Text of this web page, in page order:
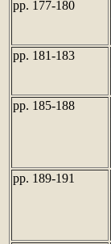
pp. 177-180
pp. 181-183
pp. 185-188
pp. 189-191